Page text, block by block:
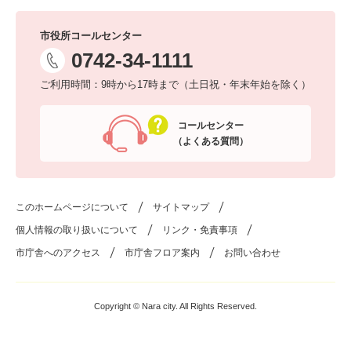
市役所コールセンター
0742-34-1111
ご利用時間：9時から17時まで（土日祝・年末年始を除く）
コールセンター
（よくある質問）
このホームページについて サイトマップ
個人情報の取り扱いについて リンク・免責事項
市庁舎へのアクセス 市庁舎フロア案内 お問い合わせ
Copyright © Nara city. All Rights Reserved.